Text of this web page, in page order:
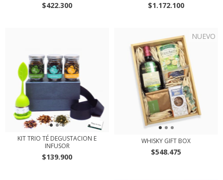
$422.300 $1.172.100
KIT TRIO TÉ DEGUSTACION E
INFUSOR
$139.900
NUEVO
WHISKY GIFT BOX
$548.475